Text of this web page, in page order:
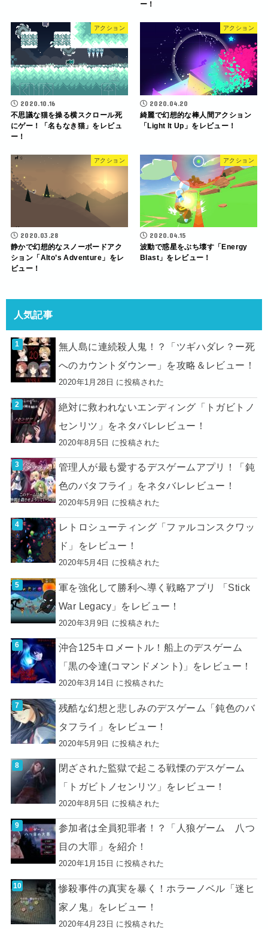
ー！
アクション
2020.10.16
不思議な猫を操る横スクロール死
にゲー！「名もなき猫」をレビュ
ー！
アクション
2020.04.20
綺麗で幻想的な棒人間アクション
「Light lt Up」をレビュー！
アクション
2020.03.28
静かで幻想的なスノーボードアク
ション「Alto’s Adventure」をレ
ビュー！
アクション
2020.04.15
波動で惑星をぶち壊す「Energy
Blast」をレビュー！
人気記事
無人島に連続殺人鬼！？「ツギハダレ？ー死
へのカウントダウンー」を攻略＆レビュー！
2020年1月28日 に投稿された
絶対に救われないエンディング「トガビトノ
センリツ」をネタバレレビュー！
2020年8月5日 に投稿された
管理人が最も愛するデスゲームアプリ！「鈍
色のバタフライ」をネタバレレビュー！
2020年5月9日 に投稿された
レトロシューティング「ファルコンスクワッ
ド」をレビュー！
2020年5月4日 に投稿された
軍を強化して勝利へ導く戦略アプリ 「Stick
War Legacy」をレビュー！
2020年3月9日 に投稿された
沖合125キロメートル！船上のデスゲーム
「黒の令達(コマンドメント)」をレビュー！
2020年3月14日 に投稿された
残酷な幻想と悲しみのデスゲーム「鈍色のバ
タフライ」をレビュー！
2020年5月9日 に投稿された
閉ざされた監獄で起こる戦慄のデスゲーム
「トガビトノセンリツ」をレビュー！
2020年8月5日 に投稿された
参加者は全員犯罪者！？「人狼ゲーム 八つ
目の大罪」を紹介！
2020年1月15日 に投稿された
惨殺事件の真実を暴く！ホラーノベル「迷ヒ
家ノ鬼」をレビュー！
2020年4月23日 に投稿された